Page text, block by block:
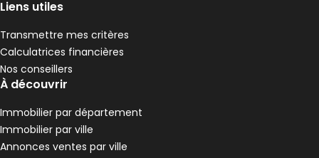
Liens utiles
Transmettre mes critères
Calculatrices financières
Nos conseillers
À découvrir
Immobilier par département
Immobilier par ville
Annonces ventes par ville